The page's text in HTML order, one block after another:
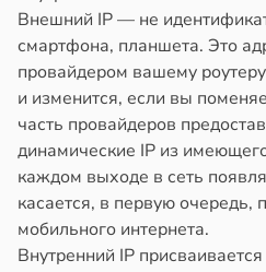
Внешний IP — не
смартфона, планшета. Это
провайдером вашему
и изменится, если вы
часть провайдеров
динамические IP из
каждом выходе в сеть
касается, в первую очередь,
мобильного интернета.
Внутренний IP